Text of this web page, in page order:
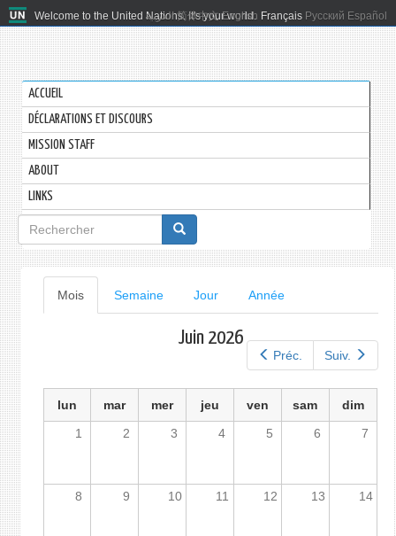
Welcome to the United Nations. It's your world.
العربية 简体中文 English Français Русский Español
ACCUEIL
DÉCLARATIONS ET DISCOURS
MISSION STAFF
ABOUT
LINKS
Formulaire
de
recherche
Onglets
principaux
Mois(onglet
actif)
Semaine Jour Année
Préc. Suiv.
Juin 2026
lun mar mer jeu ven sam
dim
1
2 3 4 5 6 7
8 9 10 11 12 13 14